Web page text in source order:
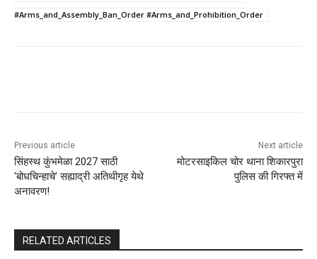
#Arms_and_Assembly_Ban_Order #Arms_and_Prohibition_Order
Previous article
सिंहस्थ कुंभमेळा 2027 साठी
‘बोधचिन्हाचे’ सह्याद्री अतिथीगृह येथे
अनावरण!
Next article
मोटरसाइकिल चोर थाना शिकारपुरा
पुलिस की गिरफ्त में
RELATED ARTICLES